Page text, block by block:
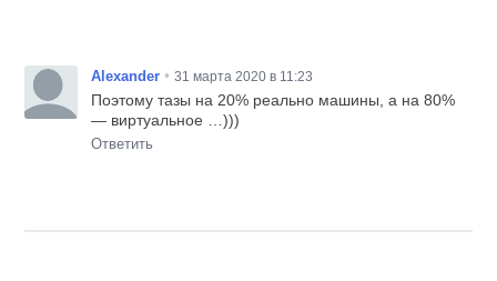
Alexander • 31 марта 2020 в 11:23
Поэтому тазы на 20% реально машины, а на 80%
— виртуальное …)))
Ответить